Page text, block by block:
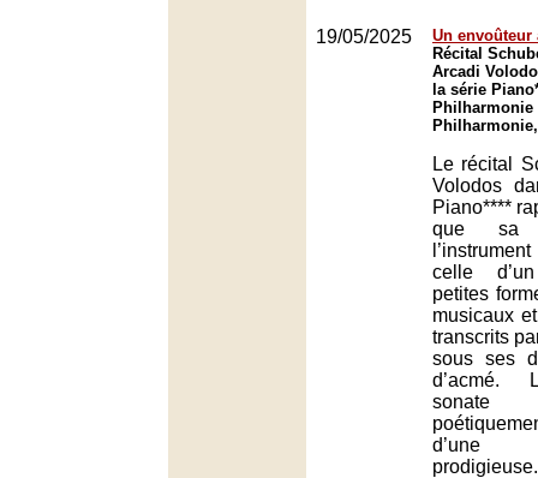
19/05/2025
Un envoûteur
Récital
Arcadi
la série
Philharmonie
Le récital
Volodos
Piano****
que sa
celle
petites
musicaux
transcrits
sous ses
d’acmé.
sonate
d’une
prodigieuse.